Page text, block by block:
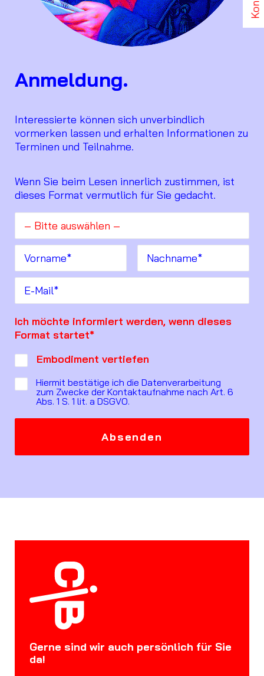
Anmeldung.
Interessierte können sich unverbindlich
vormerken lassen und erhalten Informationen zu
Terminen und Teilnahme.
Wenn Sie beim Lesen innerlich zustimmen, ist
dieses Format vermutlich für Sie gedacht.
Ich möchte informiert werden, wenn dieses
Format startet*
Embodiment vertiefen
Hiermit bestätige ich die Datenverarbeitung
zum Zwecke der Kontaktaufnahme nach Art. 6
Abs. 1 S. 1 lit. a DSGVO.
Gerne sind wir auch persönlich für Sie
da!